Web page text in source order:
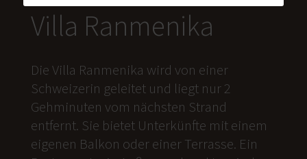
Villa Ranmenika
Die Villa Ranmenika wird von einer
Schweizerin geleitet und liegt nur 2
Gehminuten vom nächsten Strand
entfernt. Sie bietet Unterkünfte mit einem
eigenen Balkon oder einer Terrasse. Ein